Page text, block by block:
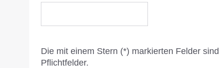
Die mit einem Stern (*) markierten Felder sind
Pflichtfelder.